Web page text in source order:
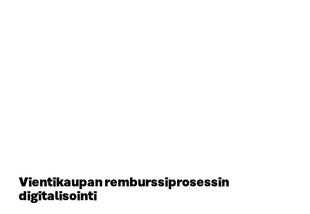
Vientikaupan remburssiprosessin
digitalisointi